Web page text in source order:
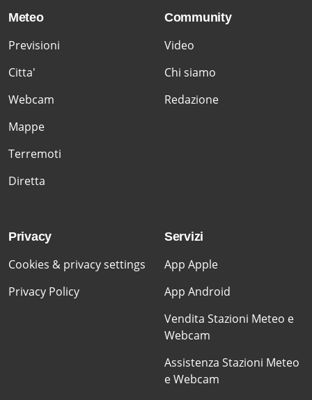
Meteo
Previsioni
Citta'
Webcam
Mappe
Terremoti
Diretta
Community
Video
Chi siamo
Redazione
Privacy
Cookies & privacy settings
Privacy Policy
Servizi
App Apple
App Android
Vendita Stazioni Meteo e
Webcam
Assistenza Stazioni Meteo
e Webcam